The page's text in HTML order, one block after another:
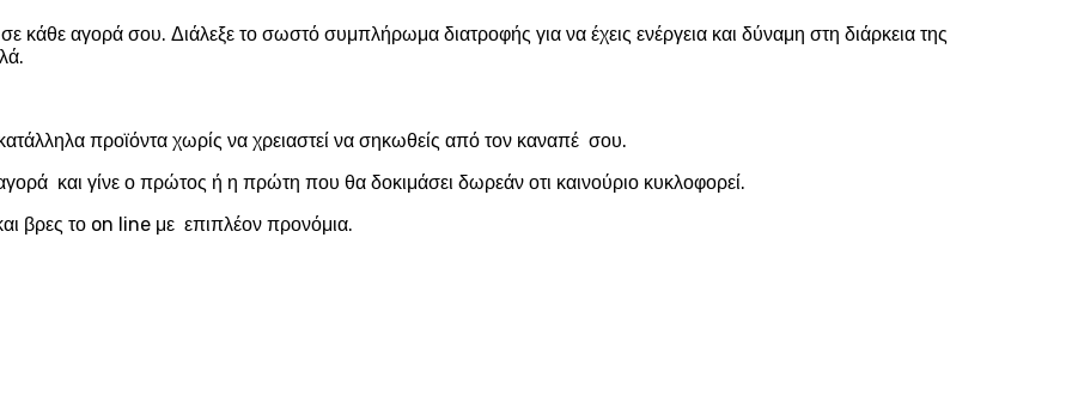
κάθε αγορά σου. Διάλεξε το σωστό συμπλήρωμα διατροφής για να έχεις ενέργεια και δύναμη στη διάρκεια της
προϊόντα χωρίς να χρειαστεί να σηκωθείς από τον καναπέ σου.
και γίνε ο πρώτος ή η πρώτη που θα δοκιμάσει δωρεάν οτι καινούριο κυκλοφορεί.
βρες το on line με επιπλέον προνόμια.